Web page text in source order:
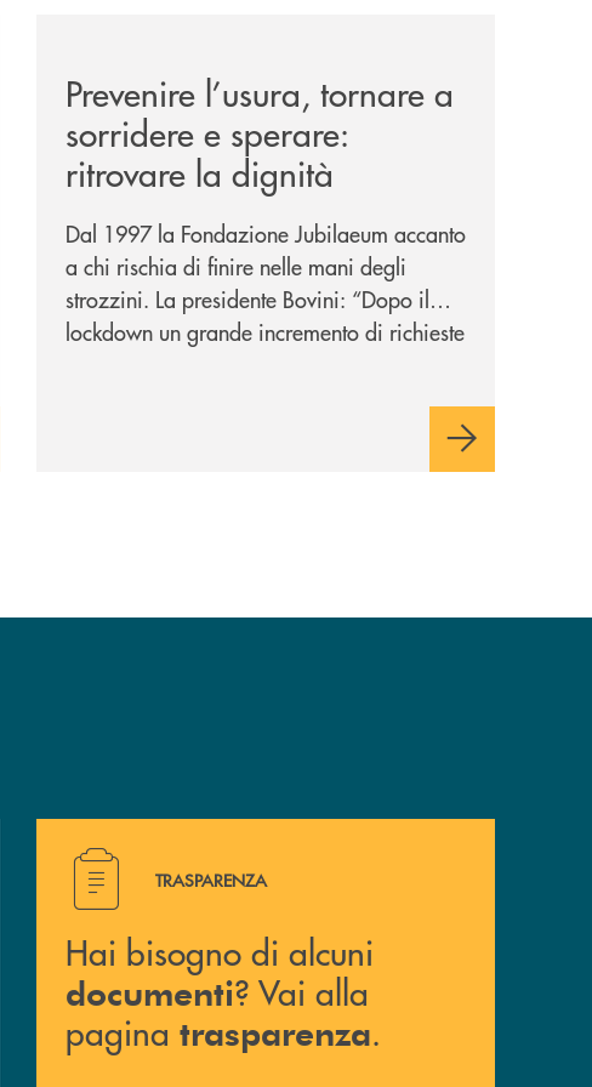
Prevenire l’usura, tornare a
sorridere e sperare:
ritrovare la dignità
Dal 1997 la Fondazione Jubilaeum accanto
a chi rischia di finire nelle mani degli
strozzini. La presidente Bovini: “Dopo il
lockdown un grande incremento di richieste
Hai bisogno di alcuni documenti ? Vai alla pagina
TRASPARENZA
Hai bisogno di alcuni
documenti? Vai alla
pagina trasparenza.